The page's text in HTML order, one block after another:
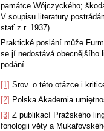
památce Wójczyckého;
V soupisu literatury
stať z r. 1937).
Praktické poslání může
se jí nedostává obecnějšího
podání.
[1] Srov. o této otázce i
[2] Polska Akademia
[3] Z publikací Pražského
fonologii věty a